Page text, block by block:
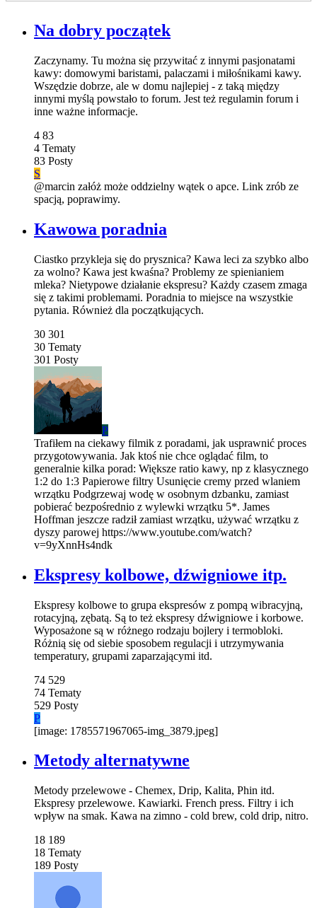
Na dobry początek
Zaczynamy. Tu można się przywitać z innymi pasjonatami
kawy: domowymi baristami, palaczami i miłośnikami kawy.
Wszędzie dobrze, ale w domu najlepiej - z taką między
innymi myślą powstało to forum. Jest też regulamin forum i
inne ważne informacje.
4 83
4 Tematy
83 Posty
S
@marcin załóż może oddzielny wątek o apce. Link zrób ze
spacją, poprawimy.
Kawowa poradnia
Ciastko przykleja się do prysznica? Kawa leci za szybko albo
za wolno? Kawa jest kwaśna? Problemy ze spienianiem
mleka? Nietypowe działanie ekspresu? Każdy czasem zmaga
się z takimi problemami. Poradnia to miejsce na wszystkie
pytania. Również dla początkujących.
30 301
30 Tematy
301 Posty
P
Trafiłem na ciekawy filmik z poradami, jak usprawnić proces
przygotowywania. Jak ktoś nie chce oglądać film, to
generalnie kilka porad: Większe ratio kawy, np z klasycznego
1:2 do 1:3 Papierowe filtry Usunięcie cremy przed wlaniem
wrzątku Podgrzewaj wodę w osobnym dzbanku, zamiast
pobierać bezpośrednio z wylewki wrzątku 5*. James
Hoffman jeszcze radził zamiast wrzątku, używać wrzątku z
dyszy parowej https://www.youtube.com/watch?
v=9yXnnHs4ndk
Ekspresy kolbowe, dźwigniowe itp.
Ekspresy kolbowe to grupa ekspresów z pompą wibracyjną,
rotacyjną, zębatą. Są to też ekspresy dźwigniowe i korbowe.
Wyposażone są w różnego rodzaju bojlery i termobloki.
Różnią się od siebie sposobem regulacji i utrzymywania
temperatury, grupami zaparzającymi itd.
74 529
74 Tematy
529 Posty
P
[image: 1785571967065-img_3879.jpeg]
Metody alternatywne
Metody przelewowe - Chemex, Drip, Kalita, Phin itd.
Ekspresy przelewowe. Kawiarki. French press. Filtry i ich
wpływ na smak. Kawa na zimno - cold brew, cold drip, nitro.
18 189
18 Tematy
189 Posty